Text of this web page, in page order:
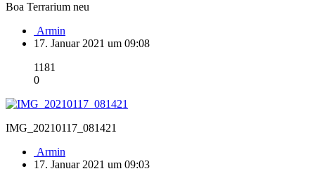
Boa Terrarium neu
Armin
17. Januar 2021 um 09:08
1181
0
IMG_20210117_081421
Armin
17. Januar 2021 um 09:03